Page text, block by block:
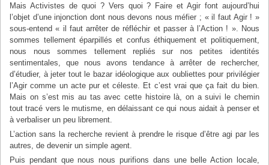
Mais Activistes de quoi ? Vers quoi ? Faire et Agir font aujourd’hui
l’objet d’une injonction dont nous devons nous méfier ; « il faut Agir ! »
sous-entend « il faut arrêter de réfléchir et passer à l’Action ! ». Nous
sommes tellement éparpillés et confus éthiquement et politiquement,
nous nous sommes tellement repliés sur nos petites identités
sentimentales, que nous avons tendance à arrêter de rechercher,
d’étudier, à jeter tout le bazar idéologique aux oubliettes pour privilégier
l’Agir comme un acte pur et céleste. Et c’est vrai que ça fait du bien.
Mais on s’est mis au tas avec cette histoire là, on a suivi le chemin
tout tracé vers le mutisme, en délaissant ce qui nous aidait à penser et
à verbaliser un peu librement.
L’action sans la recherche revient à prendre le risque d’être agi par les
autres, de devenir un simple agent.
Puis pendant que nous nous purifions dans une belle Action locale,